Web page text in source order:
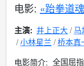
电影: «跆拳道
主演: 井上正大 马
小林星兰 桥本真
电影简介: 全国屈